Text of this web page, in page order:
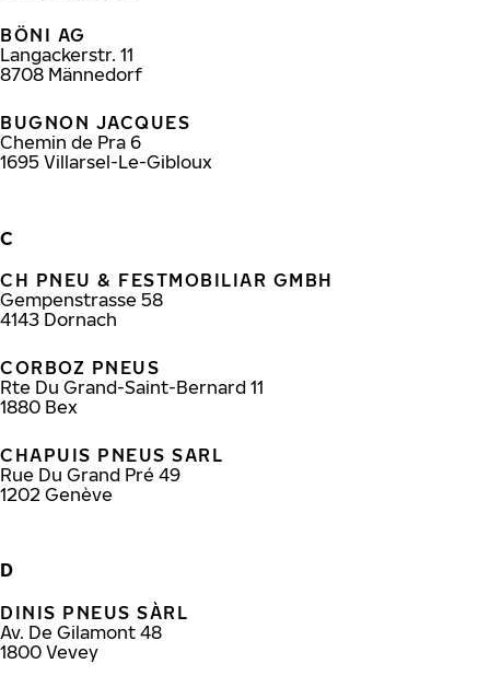
BÖNI AG
Langackerstr. 11
8708 Männedorf
BUGNON JACQUES
Chemin de Pra 6
1695 Villarsel-Le-Gibloux
C
CH PNEU & FESTMOBILIAR GMBH
Gempenstrasse 58
4143 Dornach
CORBOZ PNEUS
Rte Du Grand-Saint-Bernard 11
1880 Bex
CHAPUIS PNEUS SARL
Rue Du Grand Pré 49
1202 Genève
D
DINIS PNEUS SÀRL
Av. De Gilamont 48
1800 Vevey